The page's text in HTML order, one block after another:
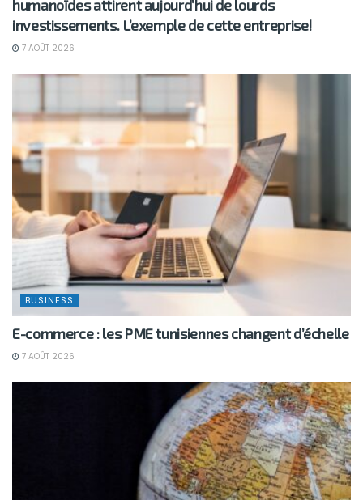
humanoïdes attirent aujourd’hui de lourds
investissements. L’exemple de cette entreprise!
7 AOÛT 2026
BUSINESS
E-commerce : les PME tunisiennes changent d’échelle
7 AOÛT 2026